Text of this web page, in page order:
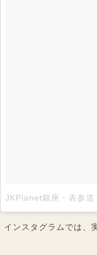
インスタグラムでは、